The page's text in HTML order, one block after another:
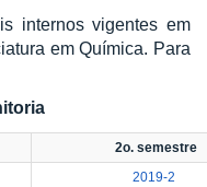
internos vigentes em
em Química. Para
2o. semestre
2019-2